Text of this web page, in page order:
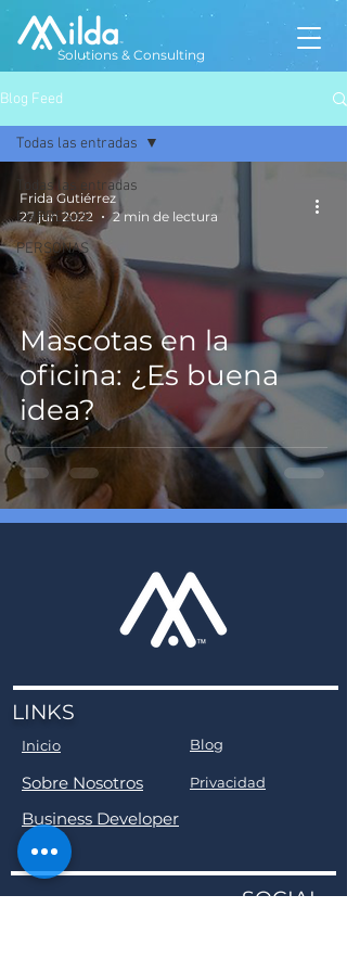
Solutions & Consulting
Blog Feed
Todas las entradas
EMPRESAS
PERSONAS
Todas las entradas
Mascotas en la
oficina: ¿Es buena
idea?
Frida Gutiérrez
27 jun 2022
2 min de lectura
LINKS
Inicio Blog
Sobre Nosotros Privacidad
Business Developer
SOCIAL